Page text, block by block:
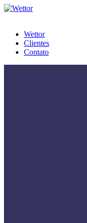
Wettor
Clientes
Contato